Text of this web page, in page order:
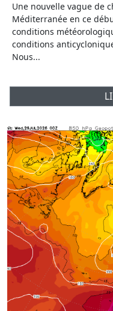
Une nouvelle vague de
Méditerranée en ce
conditions
conditions
Nous...